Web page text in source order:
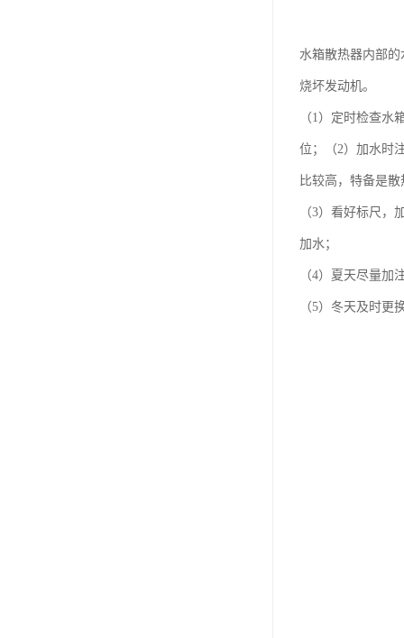
水箱散热器内部
烧坏发动机。
（1）定时检查
位；（2）加水时
比较高，特备是
（3）看好标尺
加水；
（4）夏天尽量
（5）冬天及时